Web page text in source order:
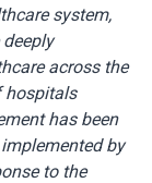
system,
across the
hospitals
has been
by
to the